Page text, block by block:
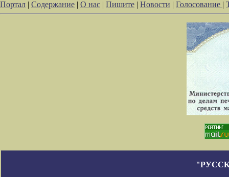
Портал | Содержание | О нас | Пишите | Новости | Голосование |